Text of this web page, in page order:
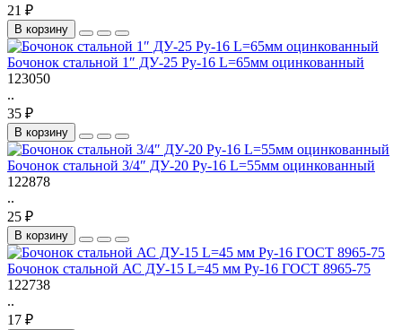
21 ₽
В корзину
Бочонок стальной 1″ ДУ-25 Ру-16 L=65мм оцинкованный
123050
..
35 ₽
В корзину
Бочонок стальной 3/4″ ДУ-20 Ру-16 L=55мм оцинкованный
122878
..
25 ₽
В корзину
Бочонок стальной АС ДУ-15 L=45 мм Ру-16 ГОСТ 8965-75
122738
..
17 ₽